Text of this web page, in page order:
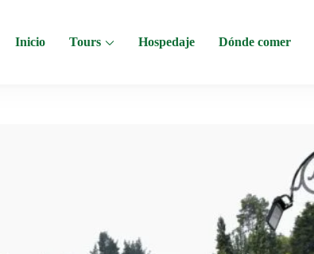
Inicio Tours Hospedaje Dónde comer